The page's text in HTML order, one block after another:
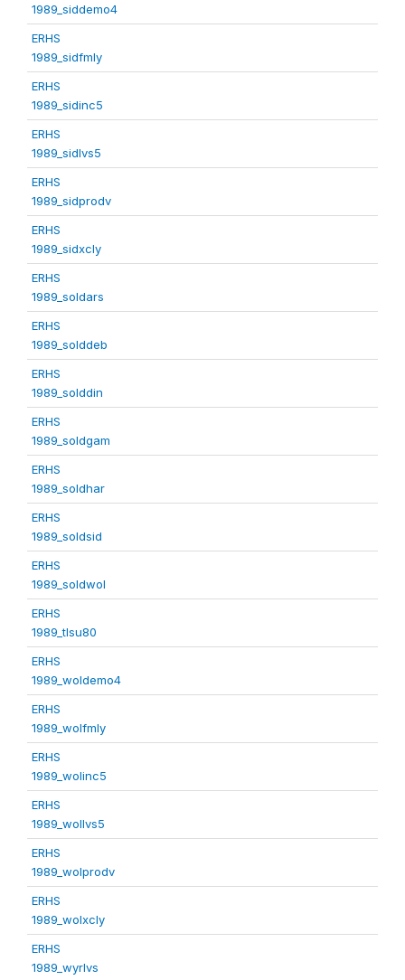
1989_siddemo4
ERHS
1989_sidfmly
ERHS
1989_sidinc5
ERHS
1989_sidlvs5
ERHS
1989_sidprodv
ERHS
1989_sidxcly
ERHS
1989_soldars
ERHS
1989_solddeb
ERHS
1989_solddin
ERHS
1989_soldgam
ERHS
1989_soldhar
ERHS
1989_soldsid
ERHS
1989_soldwol
ERHS
1989_tlsu80
ERHS
1989_woldemo4
ERHS
1989_wolfmly
ERHS
1989_wolinc5
ERHS
1989_wollvs5
ERHS
1989_wolprodv
ERHS
1989_wolxcly
ERHS
1989_wyrlvs